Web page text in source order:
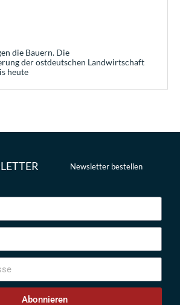
die Bauern. Die
der ostdeutschen Landwirtschaft
heute
Newsletter bestellen
Abonnieren